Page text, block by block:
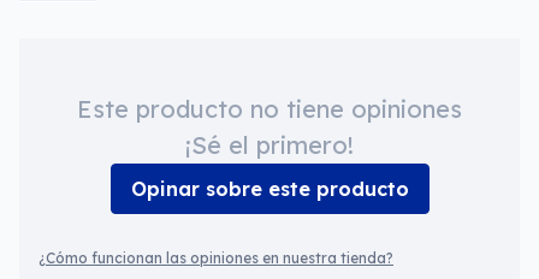
Este producto no tiene opiniones
¡Sé el primero!
Opinar sobre este producto
¿Cómo funcionan las opiniones en nuestra tienda?